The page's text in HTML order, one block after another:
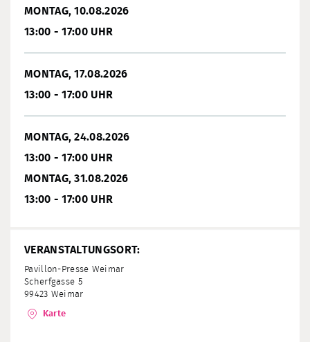
MONTAG, 10.08.2026
13:00 - 17:00 UHR
MONTAG, 17.08.2026
13:00 - 17:00 UHR
MONTAG, 24.08.2026
13:00 - 17:00 UHR
MONTAG, 31.08.2026
13:00 - 17:00 UHR
VERANSTALTUNGSORT:
Pavillon-Presse Weimar
Scherfgasse 5
99423 Weimar
Karte